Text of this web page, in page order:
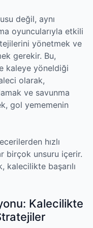
değil, aynı
oyuncularıyla etkili
yönetmek ve
gerekir. Bu,
kaleye yöneldiği
olarak,
ve savunma
gol yememenin
hızlı
birçok unsuru içerir.
kalecilikte başarılı
Kalecilikte